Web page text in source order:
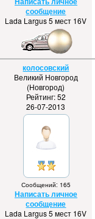
сообщение
Lada Largus 5 мест 16V
колосовский
Великий Новгород
(Новгород)
Рейтинг: 52
26-07-2013
Сообщений: 165
Написать личное
сообщение
Lada Largus 5 мест 16V